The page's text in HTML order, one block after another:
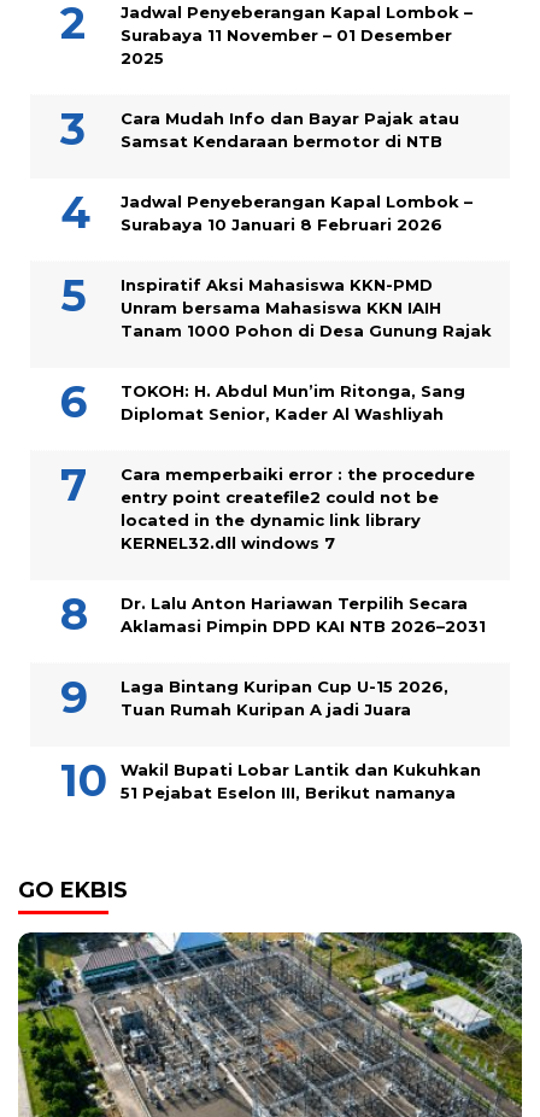
Jadwal Penyeberangan Kapal Lombok –
Surabaya 11 November – 01 Desember
2025
Cara Mudah Info dan Bayar Pajak atau
Samsat Kendaraan bermotor di NTB
Jadwal Penyeberangan Kapal Lombok –
Surabaya 10 Januari 8 Februari 2026
Inspiratif Aksi Mahasiswa KKN-PMD
Unram bersama Mahasiswa KKN IAIH
Tanam 1000 Pohon di Desa Gunung Rajak
TOKOH: H. Abdul Mun’im Ritonga, Sang
Diplomat Senior, Kader Al Washliyah
Cara memperbaiki error : the procedure
entry point createfile2 could not be
located in the dynamic link library
KERNEL32.dll windows 7
Dr. Lalu Anton Hariawan Terpilih Secara
Aklamasi Pimpin DPD KAI NTB 2026–2031
Laga Bintang Kuripan Cup U-15 2026,
Tuan Rumah Kuripan A jadi Juara
Wakil Bupati Lobar Lantik dan Kukuhkan
51 Pejabat Eselon III, Berikut namanya
GO EKBIS